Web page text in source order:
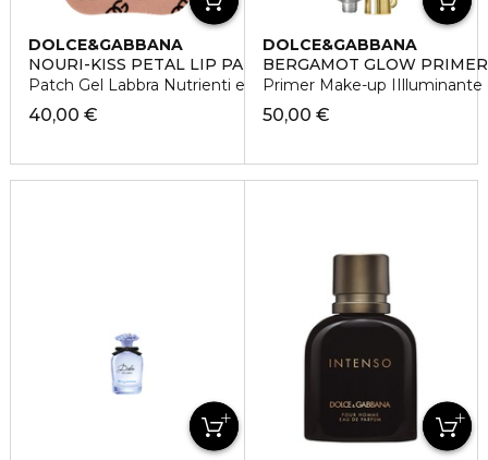
DOLCE&GABBANA
NOURI-KISS PETAL LIP PATCHES
Patch Gel Labbra Nutrienti e Leviganti
40,00 €
DOLCE&GABBANA
BERGAMOT GLOW PRIMER
Primer Make-up IIlluminante
50,00 €